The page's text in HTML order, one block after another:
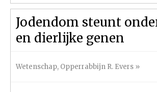
Jodendom steunt
en dierlijke genen
Wetenschap, Opperrabbijn R. Evers »